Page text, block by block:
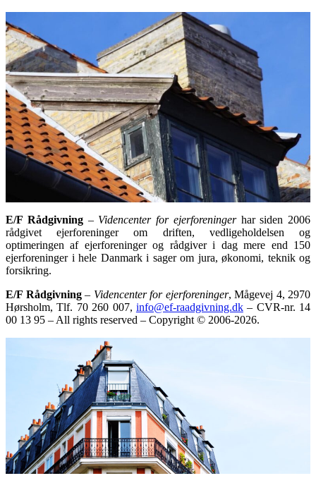
E/F Rådgivning– Videncenter for ejerforeninger har siden 2006
rådgivet ejerforeninger om driften, vedligeholdelsen og
optimeringen af ejerforeninger og rådgiver i dag mere end 150
ejerforeninger i hele Danmark i sager om jura, økonomi, teknik og
forsikring.
E/F Rådgivning– Videncenter for ejerforeninger, Mågevej 4, 2970
Hørsholm, Tlf. 70 260 007, info@ef-raadgivning.dk– CVR-nr. 14
00 13 95 – All rights reserved – Copyright © 2006-2026.